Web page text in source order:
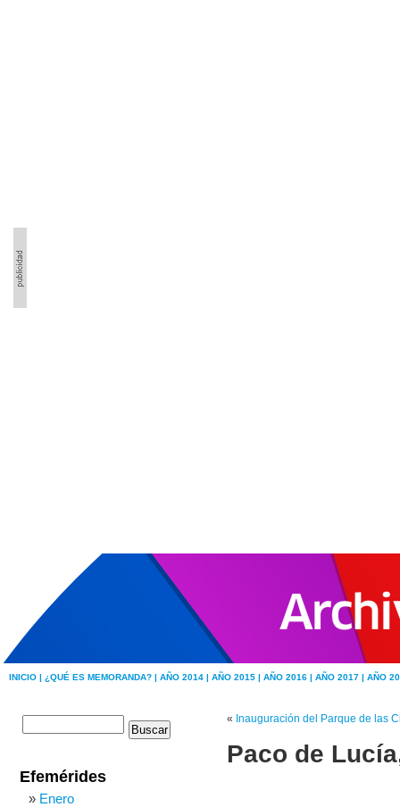
INICIO | ¿QUÉ ES MEMORANDA? | AÑO 2014 | AÑO 2015 | AÑO 2016 | AÑO 2017 | AÑO
« Inauguración del Parque de las
Paco de
Efemérides
Enero